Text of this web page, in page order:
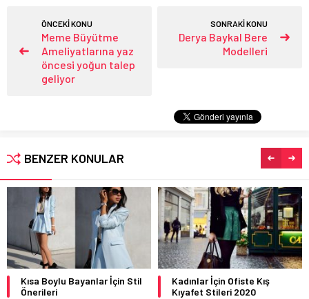
ÖNCEKİ KONU
Meme Büyütme
Ameliyatlarına yaz
öncesi yoğun talep
geliyor
SONRAKİ KONU
Derya Baykal Bere
Modelleri
BENZER KONULAR
Kısa Boylu Bayanlar İçin Stil
Önerileri
Kadınlar İçin Ofiste Kış
Kıyafet Stileri 2020